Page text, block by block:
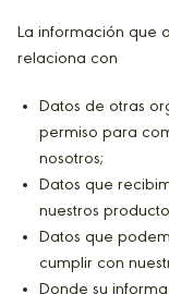
La información que
relaciona con
Datos de otras
permiso para
nosotros;
Datos que
nuestros
Datos que
cumplir con
Donde su